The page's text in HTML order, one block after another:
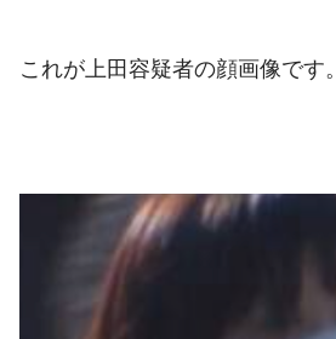
これが上田容疑者の顔画像です。